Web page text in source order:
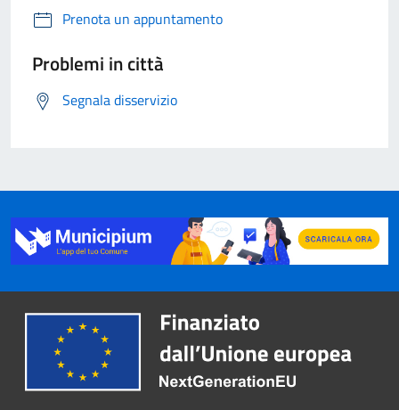
Prenota un appuntamento
Problemi in città
Segnala disservizio